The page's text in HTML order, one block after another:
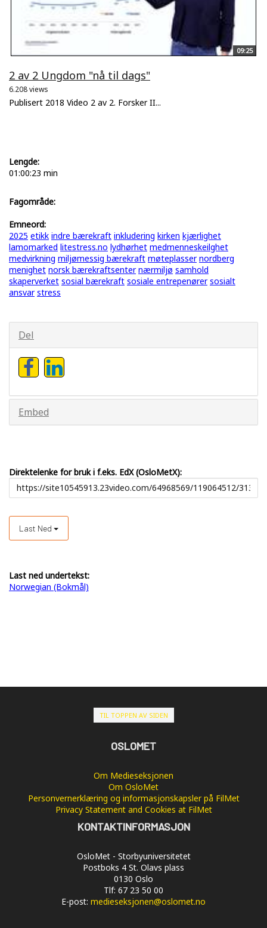
09:25
2 av 2 Ungdom "nå til dags"
6.208 views
Publisert 2018 Video 2 av 2. Forsker II...
Lengde:
01:00:23 min
Fagområde:
Emneord:
2025 etikk indre bærekraft inkludering kirken kjærlighet
lamomarked litestress.no lydhørhet medmenneskeilghet
medvirkning miljømessig bærekraft møteplasser nordberg
menighet norsk bærekraftsenter nærmiljø samhold
skaperverket sosial bærekraft sosiale entrepenører sosialt
ansvar stress
Del
Embed
Direktelenke for bruk i f.eks. EdX (OsloMetX):
Last Ned
Last ned undertekst:
Norwegian (Bokmål)
TIL TOPPEN AV SIDEN
OSLOMET
Om Medieseksjonen
Om OsloMet
Personvernerklæring og informasjonskapsler på FilMet
Privacy Statement and Cookies at FilMet
KONTAKTINFORMASJON
OsloMet - Storbyuniversitetet
Postboks 4 St. Olavs plass
0130 Oslo
Tlf: 67 23 50 00
E-post: medieseksjonen@oslomet.no